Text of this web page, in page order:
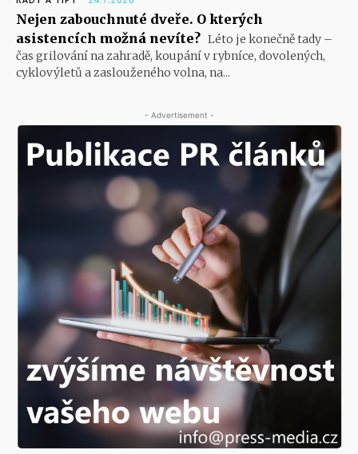
Nejen zabouchnuté dveře. O kterých
asistencích možná nevíte? Léto je konečně tady –
čas grilování na zahradě, koupání v rybníce, dovolených,
cyklovýletů a zaslouženého volna, na...
- Advertisement -